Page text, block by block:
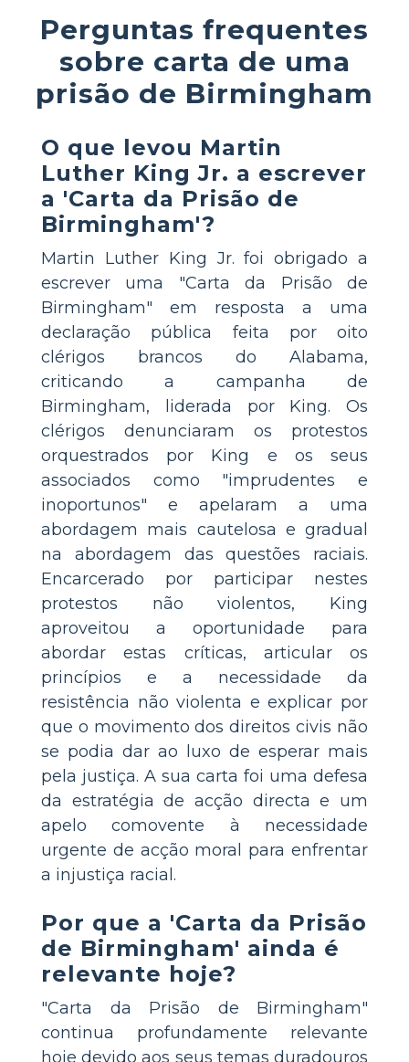
Perguntas frequentes
sobre carta de uma
prisão de Birmingham
O que levou Martin
Luther King Jr. a escrever
a 'Carta da Prisão de
Birmingham'?
Martin Luther King Jr. foi obrigado a
escrever uma "Carta da Prisão de
Birmingham" em resposta a uma
declaração pública feita por oito
clérigos brancos do Alabama,
criticando a campanha de
Birmingham, liderada por King. Os
clérigos denunciaram os protestos
orquestrados por King e os seus
associados como "imprudentes e
inoportunos" e apelaram a uma
abordagem mais cautelosa e gradual
na abordagem das questões raciais.
Encarcerado por participar nestes
protestos não violentos, King
aproveitou a oportunidade para
abordar estas críticas, articular os
princípios e a necessidade da
resistência não violenta e explicar por
que o movimento dos direitos civis não
se podia dar ao luxo de esperar mais
pela justiça. A sua carta foi uma defesa
da estratégia de acção directa e um
apelo comovente à necessidade
urgente de acção moral para enfrentar
a injustiça racial.
Por que a 'Carta da Prisão
de Birmingham' ainda é
relevante hoje?
"Carta da Prisão de Birmingham"
continua profundamente relevante
hoje devido aos seus temas duradouros